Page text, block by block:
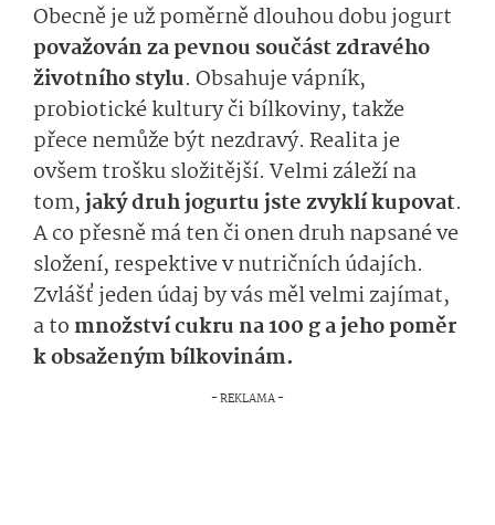
Obecně je už poměrně dlouhou dobu jogurt
považován za pevnou součást zdravého
životního stylu. Obsahuje vápník,
probiotické kultury či bílkoviny, takže
přece nemůže být nezdravý. Realita je
ovšem trošku složitější. Velmi záleží na
tom,jaký druh jogurtu jste zvyklí kupovat.
A co přesně má ten či onen druh napsané ve
složení, respektive v nutričních údajích.
Zvlášť jeden údaj by vás měl velmi zajímat,
a to množství cukru na 100 g a jeho poměr
k obsaženým bílkovinám.